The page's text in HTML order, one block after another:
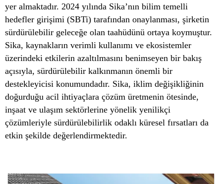
yer almaktadır. 2024 yılında Sika’nın bilim temelli
hedefler girişimi (SBTi) tarafından onaylanması, şirketin
sürdürülebilir geleceğe olan taahüdünü ortaya koymuştur.
Sika, kaynakların verimli kullanımı ve ekosistemler
üzerindeki etkilerin azaltılmasını benimseyen bir bakış
açısıyla, sürdürülebilir kalkınmanın önemli bir
destekleyicisi konumundadır. Sika, iklim değişikliğinin
doğurduğu acil ihtiyaçlara çözüm üretmenin ötesinde,
inşaat ve ulaşım sektörlerine yönelik yenilikçi
çözümleriyle sürdürülebilirlik odaklı küresel fırsatları da
etkin şekilde değerlendirmektedir.